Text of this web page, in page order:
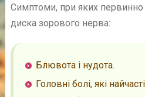
Симптоми, при яких первинно
диска зорового нерва:
Блювота і нудота.
Головні болі, які